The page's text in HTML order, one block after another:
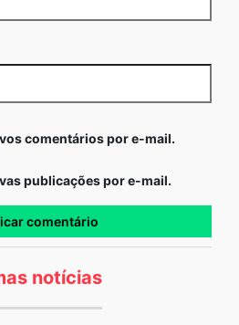
comentários por e-mail.
publicações por e-mail.
notícias